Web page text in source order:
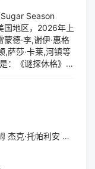
Season
国地区，2026年上
德·李,谢伊·惠格
,萨莎·卡莱,河镇等
：《谜探休格》以
来洛杉矶标志性私
上了新案件的旅
杰克·托帕利安 劳拉·唐